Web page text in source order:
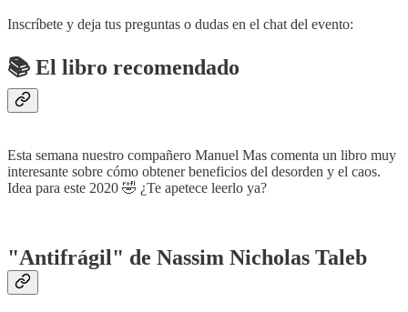
Inscríbete y deja tus preguntas o dudas en el chat del evento:
📚 El libro recomendado
Esta semana nuestro compañero Manuel Mas comenta un libro muy
interesante sobre cómo obtener beneficios del desorden y el caos.
Idea para este 2020 🤣 ¿Te apetece leerlo ya?
"Antifrágil" de Nassim Nicholas Taleb